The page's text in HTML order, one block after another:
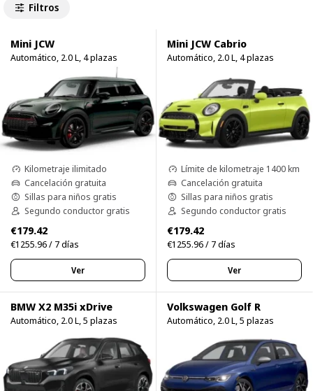
Filtros
Mini JCW
Automático, 2.0 L, 4 plazas
Kilometraje ilimitado
Cancelación gratuita
Sillas para niños gratis
Segundo conductor gratis
€179.42
€1255.96 / 7 días
Ver
Mini JCW Cabrio
Automático, 2.0 L, 4 plazas
Límite de kilometraje 1400 km
Cancelación gratuita
Sillas para niños gratis
Segundo conductor gratis
€179.42
€1255.96 / 7 días
Ver
BMW X2 M35i xDrive
Automático, 2.0 L, 5 plazas
Volkswagen Golf R
Automático, 2.0 L, 5 plazas